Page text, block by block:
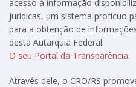
acesso à informação
jurídicas, um sistema profícuo
para a obtenção de
desta Autarquia Federal.
O seu Portal da Transparência.
Através dele, o CRO/RS